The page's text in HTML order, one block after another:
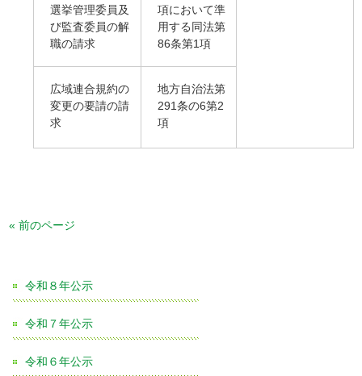
選挙管理委員及
び監査委員の解
職の請求
項において準
用する同法第
86条第1項
広域連合規約の
変更の要請の請
求
地方自治法第
291条の6第2
項
« 前のページ
令和８年公示
令和７年公示
令和６年公示